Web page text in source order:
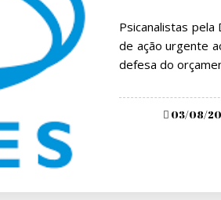
Psicanalistas pela
de ação urgente
defesa do
Posted
03/08/